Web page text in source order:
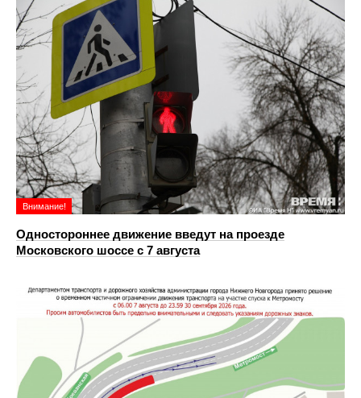
Внимание!
Одностороннее движение введут на проезде
Московского шоссе с 7 августа